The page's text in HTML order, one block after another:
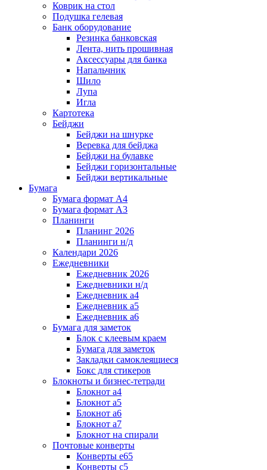
Коврик на стол
Подушка гелевая
Банк оборудование
Резинка банковская
Лента, нить прошивная
Аксессуары для банка
Напальчник
Шило
Лупа
Игла
Картотека
Бейджи
Бейджи на шнурке
Веревка для бейджа
Бейджи на булавке
Бейджи горизонтальные
Бейджи вертикальные
Бумага
Бумага формат А4
Бумага формат А3
Планинги
Планинг 2026
Планинги н/д
Календари 2026
Ежедневники
Ежедневник 2026
Ежедневники н/д
Ежедневник а4
Ежедневник а5
Ежедневник а6
Бумага для заметок
Блок с клеевым краем
Бумага для заметок
Закладки самоклеящиеся
Бокс для стикеров
Блокноты и бизнес-тетради
Блокнот а4
Блокнот а5
Блокнот а6
Блокнот а7
Блокнот на спирали
Почтовые конверты
Конверты е65
Конверты с5